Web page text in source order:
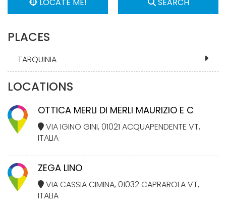
PLACES
TARQUINIA
LOCATIONS
OTTICA MERLI DI MERLI MAURIZIO E C
VIA IGINO GINI, 01021 ACQUAPENDENTE VT,
ITALIA
ZEGA LINO
VIA CASSIA CIMINA, 01032 CAPRAROLA VT,
ITALIA